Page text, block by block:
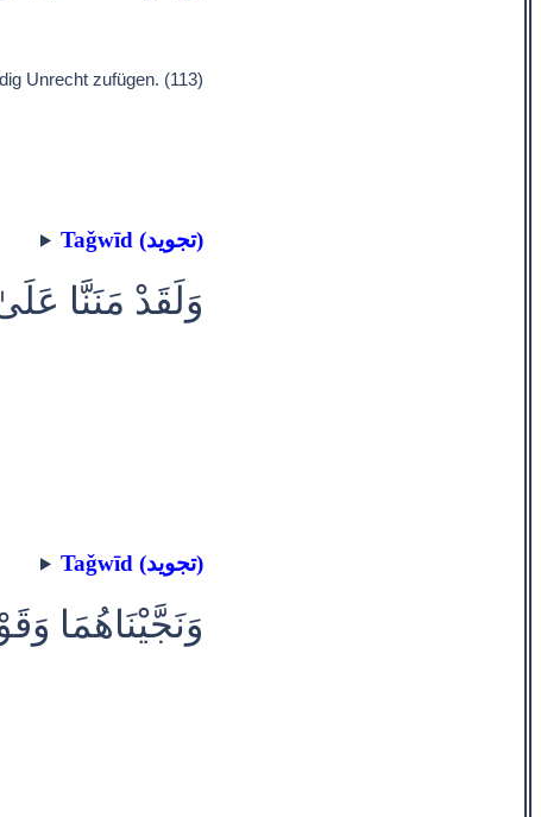
Unrecht zufügen. (113)
Taǧwīd (تجويد)
وَلَقَدْ مَنَنَّا
Taǧwīd (تجويد)
وَنَجَّيْنَاهُمَا